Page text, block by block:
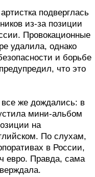
подверглась
из-за позиции
Провокационные
удалила, однако
и борьбе
что это
все же дождались: в
мини-альбом
на
По слухам,
в России,
евро. Правда, сама